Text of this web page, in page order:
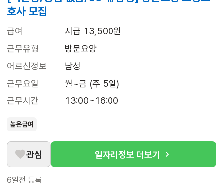
호사 모집
급여
시급 13,500원
근무유형
방문요양
어르신정보
남성
근무요일
월~금 (주 5일)
근무시간
13:00~16:00
높은급여
관심 일자리정보 더보기
6일전 등록